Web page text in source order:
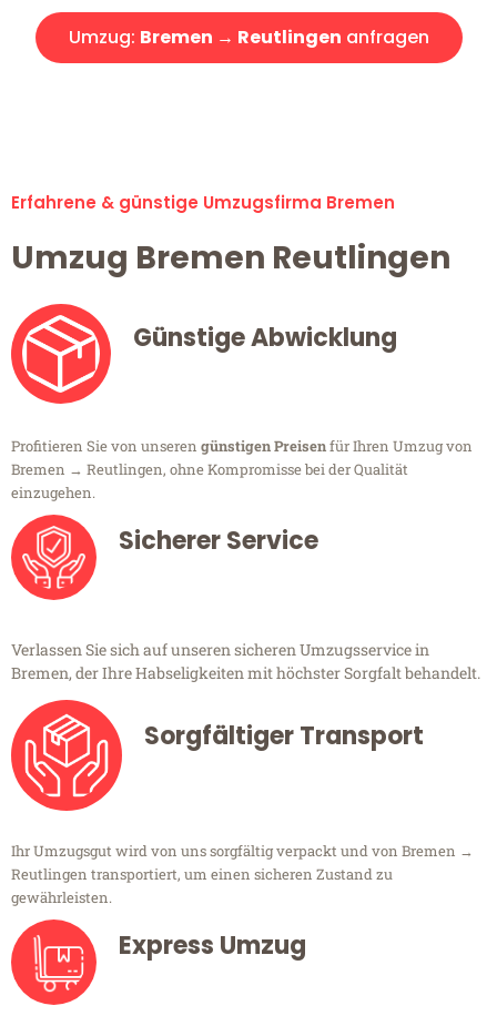
Umzug: Bremen → Reutlingen anfragen
Erfahrene & günstige Umzugsfirma Bremen
Umzug Bremen Reutlingen
Günstige Abwicklung
Profitieren Sie von unseren günstigen Preisenfür Ihren Umzug von
Bremen → Reutlingen, ohne Kompromisse bei der Qualität
einzugehen.
Sicherer Service
Verlassen Sie sich auf unseren sicheren Umzugsservice in
Bremen, der Ihre Habseligkeiten mit höchster Sorgfalt behandelt.
Sorgfältiger Transport
Ihr Umzugsgut wird von uns sorgfältig verpackt und von Bremen →
Reutlingen transportiert, um einen sicheren Zustand zu
gewährleisten.
Express Umzug